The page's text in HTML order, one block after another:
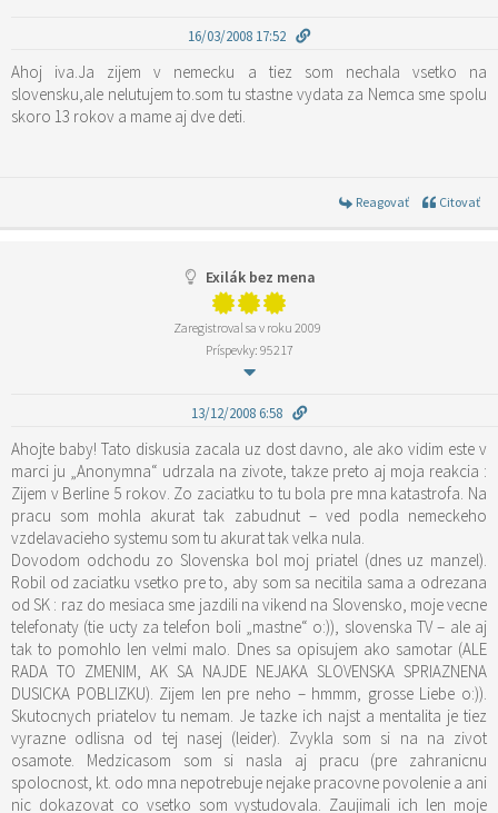
16/03/2008 17:52
Ahoj iva.Ja zijem v nemecku a tiez som nechala vsetko na
slovensku,ale nelutujem to.som tu stastne vydata za Nemca sme spolu
skoro 13 rokov a mame aj dve deti.
Reagovať Citovať
Exilák bez mena
Zaregistroval sa v roku 2009
Príspevky: 95217
13/12/2008 6:58
Ahojte baby! Tato diskusia zacala uz dost davno, ale ako vidim este v
marci ju „Anonymna“ udrzala na zivote, takze preto aj moja reakcia :
Zijem v Berline 5 rokov. Zo zaciatku to tu bola pre mna katastrofa. Na
pracu som mohla akurat tak zabudnut – ved podla nemeckeho
vzdelavacieho systemu som tu akurat tak velka nula.
Dovodom odchodu zo Slovenska bol moj priatel (dnes uz manzel).
Robil od zaciatku vsetko pre to, aby som sa necitila sama a odrezana
od SK : raz do mesiaca sme jazdili na vikend na Slovensko, moje vecne
telefonaty (tie ucty za telefon boli „mastne“ o:)), slovenska TV – ale aj
tak to pomohlo len velmi malo. Dnes sa opisujem ako samotar (ALE
RADA TO ZMENIM, AK SA NAJDE NEJAKA SLOVENSKA SPRIAZNENA
DUSICKA POBLIZKU). Zijem len pre neho – hmmm, grosse Liebe o:)).
Skutocnych priatelov tu nemam. Je tazke ich najst a mentalita je tiez
vyrazne odlisna od tej nasej (leider). Zvykla som si na na zivot
osamote. Medzicasom som si nasla aj pracu (pre zahranicnu
spolocnost, kt. odo mna nepotrebuje nejake pracovne povolenie a ani
nic dokazovat co vsetko som vystudovala. Zaujimali ich len moje